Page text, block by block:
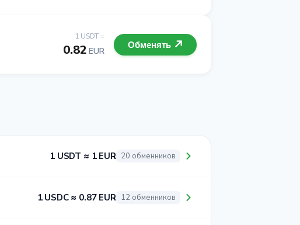
1 USDT =
0.82 EUR
Обменять
1 USDT ≈ 1 EUR 20 обменников
1 USDC ≈ 0.87 EUR 12 обменников